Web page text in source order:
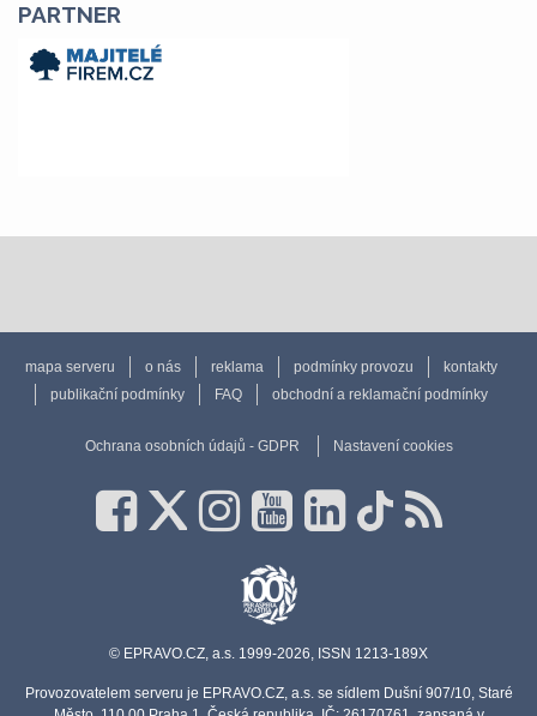
PARTNER
mapa serveru o nás reklama podmínky provozu
kontakty
publikační podmínky
FAQ obchodní a reklamační podmínky
Ochrana osobních údajů - GDPR Nastavení cookies
© EPRAVO.CZ, a.s. 1999-2026, ISSN 1213-189X
Provozovatelem serveru je EPRAVO.CZ, a.s. se sídlem Dušní 907/10, Staré